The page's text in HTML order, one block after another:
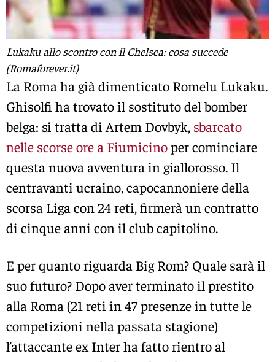
Lukaku allo scontro con il Chelsea: cosa succede
(Romaforever.it)
La Roma ha già dimenticato Romelu Lukaku.
Ghisolfi ha trovato il sostituto del bomber
belga: si tratta di Artem Dovbyk, sbarcato
nelle scorse ore a Fiumicinoper cominciare
questa nuova avventura in giallorosso. Il
centravanti ucraino, capocannoniere della
scorsa Liga con 24 reti, firmerà un contratto
di cinque anni con il club capitolino.
E per quanto riguarda Big Rom? Quale sarà il
suo futuro? Dopo aver terminato il prestito
alla Roma (21 reti in 47 presenze in tutte le
competizioni nella passata stagione)
l’attaccante ex Inter ha fatto rientro al